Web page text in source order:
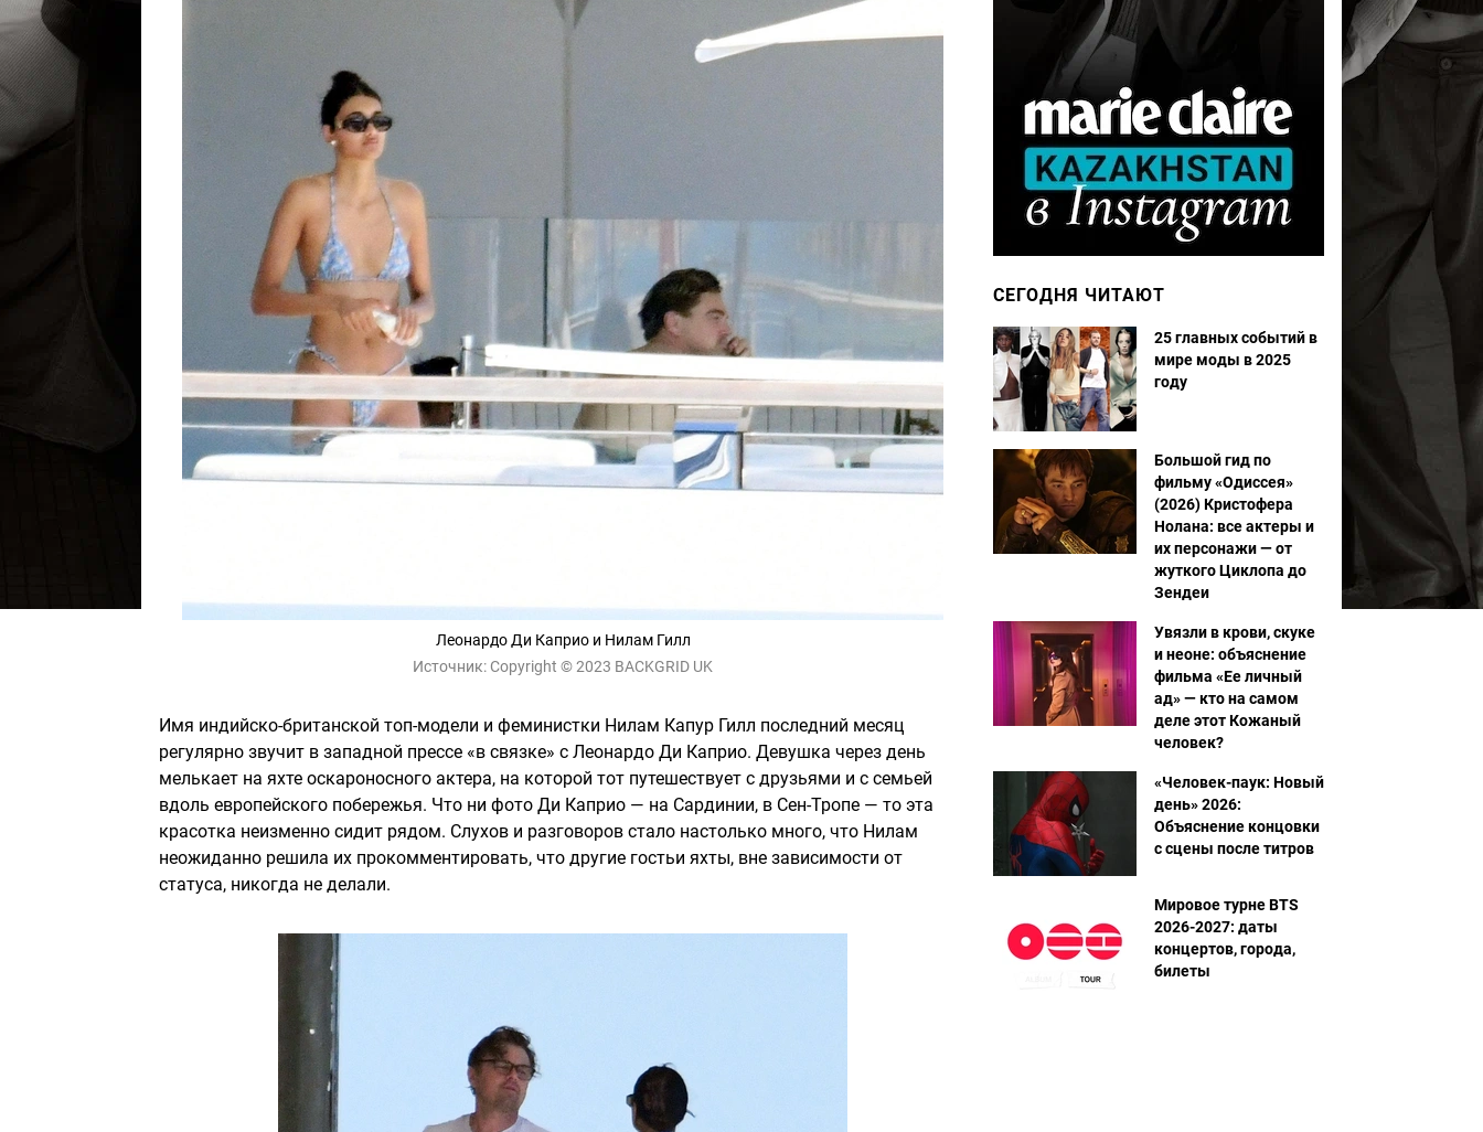
Леонардо Ди Каприо и Нилам Гилл
Источник: Copyright © 2023 BACKGRID UK
Имя индийско-британской топ-модели и феминистки Нилам Капур Гилл последний месяц
регулярно звучит в западной прессе «в связке» с Леонардо Ди Каприо. Девушка через день
мелькает на яхте оскароносного актера, на которой тот путешествует с друзьями и с семьей
вдоль европейского побережья. Что ни фото Ди Каприо — на Сардинии, в Сен-Тропе — то эта
красотка неизменно сидит рядом. Слухов и разговоров стало настолько много, что Нилам
неожиданно решила их прокомментировать, что другие гостьи яхты, вне зависимости от
статуса, никогда не делали.
СЕГОДНЯ ЧИТАЮТ
25 главных событий в
мире моды в 2025
году
Большой гид по
фильму «Одиссея»
(2026) Кристофера
Нолана: все актеры и
их персонажи — от
жуткого Циклопа до
Зендеи
Увязли в крови, скуке
и неоне: объяснение
фильма «Ее личный
ад» — кто на самом
деле этот Кожаный
человек?
«Человек-паук: Новый
день» 2026:
Объяснение концовки
с сцены после титров
Мировое турне BTS
2026-2027: даты
концертов, города,
билеты